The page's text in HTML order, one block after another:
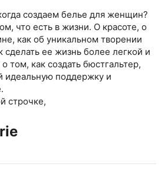
создаем белье для женщин?
что есть в жизни. О красоте, о
как об уникальном творении
ее жизнь более легкой и
том, как создать бюстгальтер,
идеальную поддержку и
строчке,